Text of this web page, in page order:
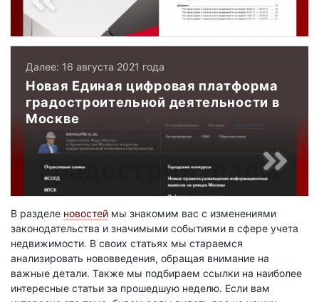
Далее: 16 августа 2021 года
Новая Единая цифровая платформа
градостроительной деятельности в
Москве
В разделе новостей мы знакомим вас с изменениями
законодательства и значимыми событиями в сфере учета
недвижимости. В своих статьях мы стараемся
анализировать нововведения, обращая внимание на
важные детали. Также мы подбираем ссылки на наиболее
интересные статьи за прошедшую неделю. Если вам